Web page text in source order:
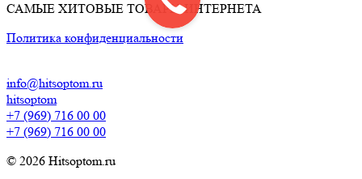
САМЫЕ ХИТОВЫЕ ТОВАРЫ ИНТЕРНЕТА
Политика конфиденциальности
info@hitsoptom.ru
hitsoptom
+7 (969) 716 00 00
+7 (969) 716 00 00
© 2026 Hitsoptom.ru